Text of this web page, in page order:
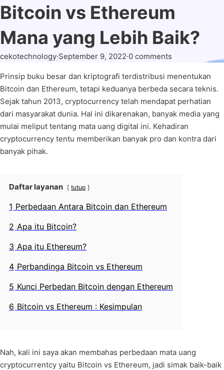
Bitcoin vs Ethereum
Mana yang Lebih Baik?
cekotechnology·September 9, 2022·0 comments
Prinsip buku besar dan kriptografi terdistribusi menentukan
Bitcoin dan Ethereum, tetapi keduanya berbeda secara teknis.
Sejak tahun 2013, cryptocurrency telah mendapat perhatian
dari masyarakat dunia. Hal ini dikarenakan, banyak media yang
mulai meliput tentang mata uang digital ini. Kehadiran
cryptocurrency tentu memberikan banyak pro dan kontra dari
banyak pihak.
Daftar layanan tutup
1 Perbedaan Antara Bitcoin dan Ethereum
2 Apa itu Bitcoin?
3 Apa itu Ethereum?
4 Perbandinga Bitcoin vs Ethereum
5 Kunci Perbedan Bitcoin dengan Ethereum
6 Bitcoin vs Ethereum : Kesimpulan
Nah, kali ini saya akan membahas perbedaan mata uang
cryptocurrentcy yaitu Bitcoin vs Ethereum, jadi simak baik-baik